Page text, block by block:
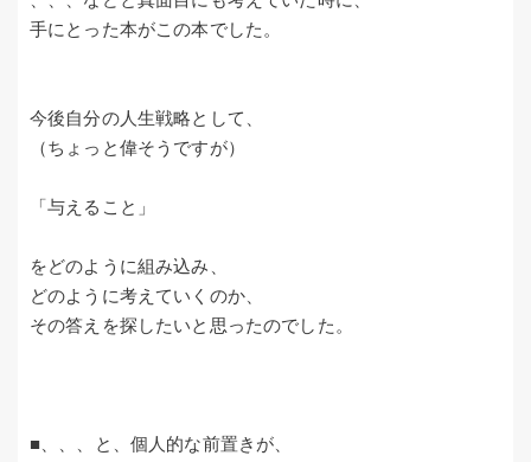
手にとった本がこの本でした。
今後自分の人生戦略として、
（ちょっと偉そうですが）
「与えること」
をどのように組み込み、
どのように考えていくのか、
その答えを探したいと思ったのでした。
■、、、と、個人的な前置きが、